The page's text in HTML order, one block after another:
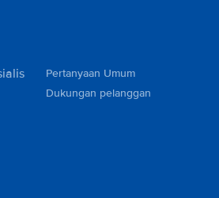
Pertanyaan Umum
Dukungan pelanggan